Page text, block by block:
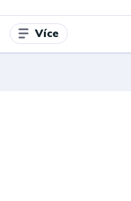
Více